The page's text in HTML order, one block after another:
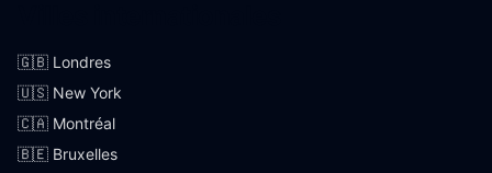
🇬🇧 Londres
🇺🇸 New York
🇨🇦 Montréal
🇧🇪 Bruxelles